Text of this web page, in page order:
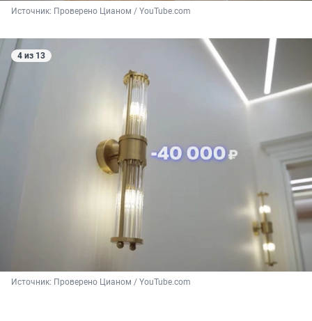
Источник: Проверено Цианом / YouTube.com
4 из 13
Источник: Проверено Цианом / YouTube.com